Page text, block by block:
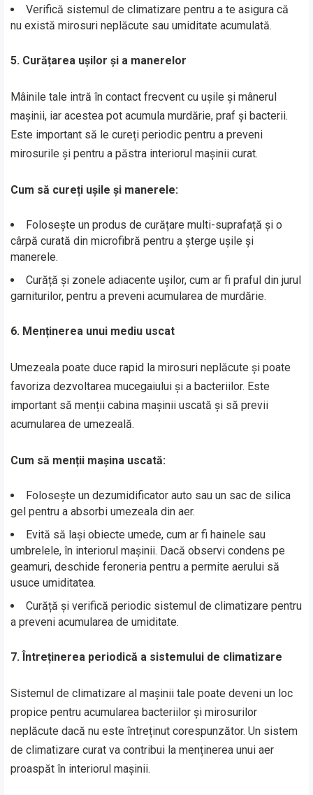
Verifică sistemul de climatizare pentru a te asigura că
nu există mirosuri neplăcute sau umiditate acumulată.
5. Curățarea ușilor și a manerelor
Mâinile tale intră în contact frecvent cu ușile și mânerul
mașinii, iar acestea pot acumula murdărie, praf și bacterii.
Este important să le cureți periodic pentru a preveni
mirosurile și pentru a păstra interiorul mașinii curat.
Cum să cureți ușile și manerele:
Folosește un produs de curățare multi-suprafață și o
cârpă curată din microfibră pentru a șterge ușile și
manerele.
Curăță și zonele adiacente ușilor, cum ar fi praful din jurul
garniturilor, pentru a preveni acumularea de murdărie.
6. Menținerea unui mediu uscat
Umezeala poate duce rapid la mirosuri neplăcute și poate
favoriza dezvoltarea mucegaiului și a bacteriilor. Este
important să menții cabina mașinii uscată și să previi
acumularea de umezeală.
Cum să menții mașina uscată:
Folosește un dezumidificator auto sau un sac de silica
gel pentru a absorbi umezeala din aer.
Evită să lași obiecte umede, cum ar fi hainele sau
umbrelele, în interiorul mașinii. Dacă observi condens pe
geamuri, deschide feroneria pentru a permite aerului să
usuce umiditatea.
Curăță și verifică periodic sistemul de climatizare pentru
a preveni acumularea de umiditate.
7. Întreținerea periodică a sistemului de climatizare
Sistemul de climatizare al mașinii tale poate deveni un loc
propice pentru acumularea bacteriilor și mirosurilor
neplăcute dacă nu este întreținut corespunzător. Un sistem
de climatizare curat va contribui la menținerea unui aer
proaspăt în interiorul mașinii.